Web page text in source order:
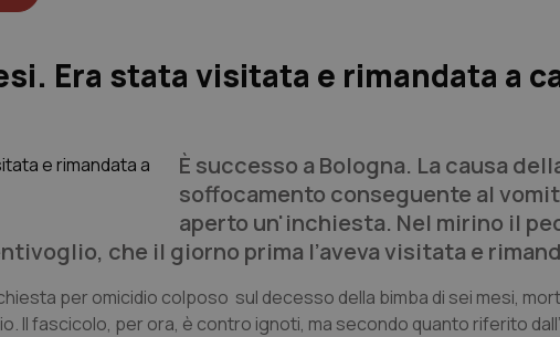
Era stata visitata e rimandata a
È successo a Bologna. La causa
soffocamento conseguente al
aperto un'inchiesta. Nel mirino il
che il giorno prima l’aveva visitata e
per omicidio colposo sul decesso della bimba di sei mesi,
Il fascicolo, per ora, è contro ignoti, ma secondo quanto riferito